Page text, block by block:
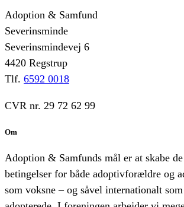
Adoption & Samfund
Severinsminde
Severinsmindevej 6
4420 Regstrup
Tlf. 6592 0018
CVR nr. 29 72 62 99
Om
Adoption & Samfunds mål er at skabe de
betingelser for både adoptivforældre og
som voksne – og såvel internationalt